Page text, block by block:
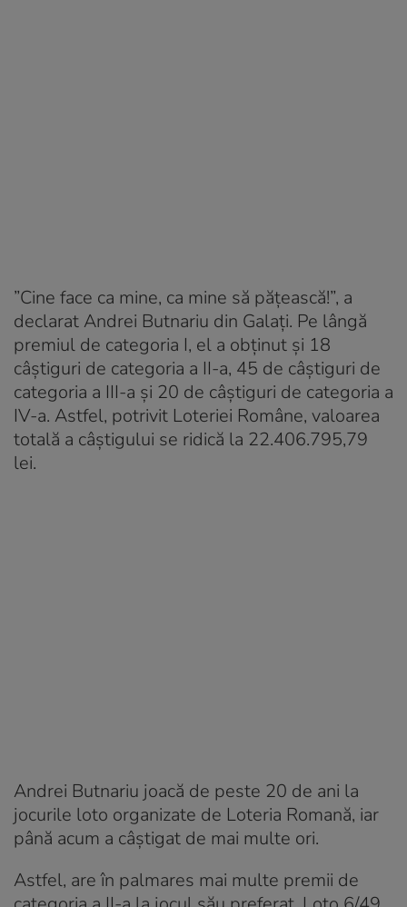
”Cine face ca mine, ca mine să păţească!”, a
declarat Andrei Butnariu din Galați. Pe lângă
premiul de categoria I, el a obținut și 18
câștiguri de categoria a II-a, 45 de câștiguri de
categoria a III-a și 20 de câștiguri de categoria a
IV-a. Astfel, potrivit Loteriei Române, valoarea
totală a câștigului se ridică la 22.406.795,79
lei.
Andrei Butnariu joacă de peste 20 de ani la
jocurile loto organizate de Loteria Romană, iar
până acum a câștigat de mai multe ori.
Astfel, are în palmares mai multe premii de